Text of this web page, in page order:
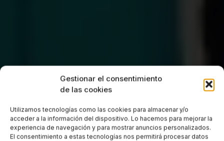
Gestionar el consentimiento
de las cookies
Utilizamos tecnologías como las cookies para almacenar y/o
acceder a la información del dispositivo. Lo hacemos para mejorar la
experiencia de navegación y para mostrar anuncios personalizados.
El consentimiento a estas tecnologías nos permitirá procesar datos